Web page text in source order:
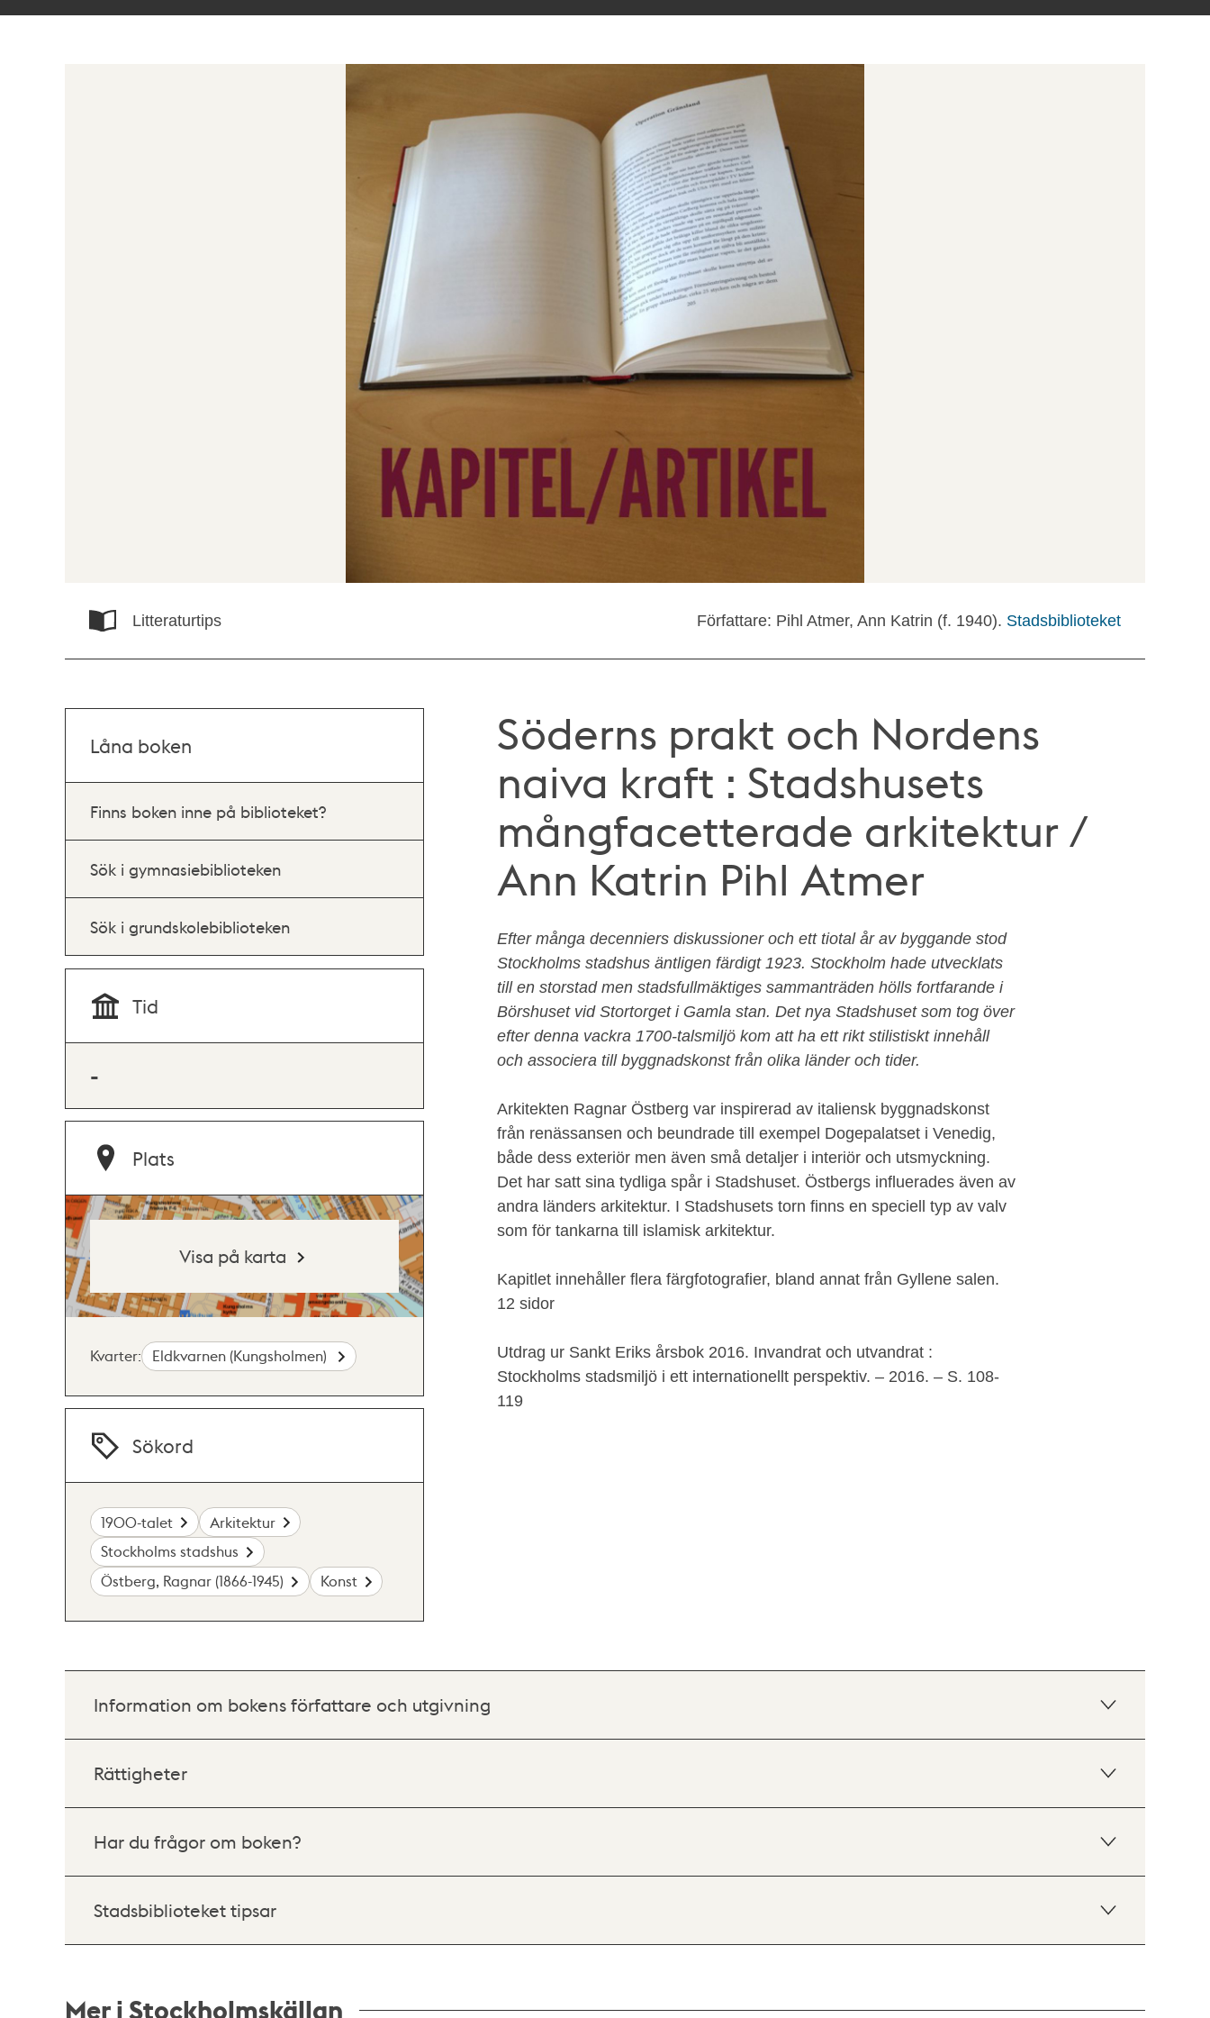
Litteraturtips Författare: Pihl Atmer, Ann Katrin (f. 1940). Stadsbiblioteket
Söderns prakt och Nordens
naiva kraft : Stadshusets
mångfacetterade arkitektur /
Ann Katrin Pihl Atmer
Efter många decenniers diskussioner och ett tiotal år av byggande stod
Stockholms stadshus äntligen färdigt 1923. Stockholm hade utvecklats
till en storstad men stadsfullmäktiges sammanträden hölls fortfarande i
Börshuset vid Stortorget i Gamla stan. Det nya Stadshuset som tog över
efter denna vackra 1700-talsmiljö kom att ha ett rikt stilistiskt innehåll
och associera till byggnadskonst från olika länder och tider.
Arkitekten Ragnar Östberg var inspirerad av italiensk byggnadskonst
från renässansen och beundrade till exempel Dogepalatset i Venedig,
både dess exteriör men även små detaljer i interiör och utsmyckning.
Det har satt sina tydliga spår i Stadshuset. Östbergs influerades även av
andra länders arkitektur. I Stadshusets torn finns en speciell typ av valv
som för tankarna till islamisk arkitektur.
Kapitlet innehåller flera färgfotografier, bland annat från Gyllene salen.
12 sidor
Utdrag ur Sankt Eriks årsbok 2016. Invandrat och utvandrat :
Stockholms stadsmiljö i ett internationellt perspektiv. – 2016. – S. 108-
119
Låna boken
Finns boken inne på biblioteket?
Sök i gymnasiebiblioteken
Sök i grundskolebiblioteken
Tid
-
Plats
Visa på karta
Kvarter: Eldkvarnen (Kungsholmen)
Sökord
1900-talet
Arkitektur
Stockholms stadshus
Östberg, Ragnar (1866-1945)
Konst
Information om bokens författare och utgivning
Rättigheter
Har du frågor om boken?
Stadsbiblioteket tipsar
Mer i Stockholmskällan